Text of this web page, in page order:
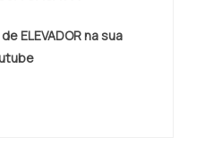
ELEVADOR na sua